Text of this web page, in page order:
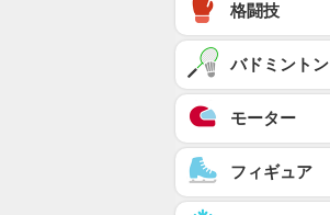
格闘技
バドミントン
モーター
フィギュア